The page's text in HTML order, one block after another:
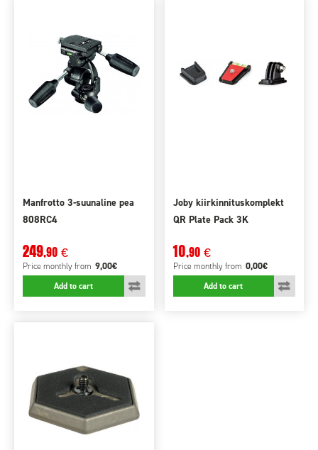
Manfrotto 3-suunaline pea
808RC4
249,90 €
Price monthlyfrom 9,00€
Add to cart
Joby kiirkinnituskomplekt
QR Plate Pack 3K
10,90 €
Price monthly from 0,00€
Add to cart